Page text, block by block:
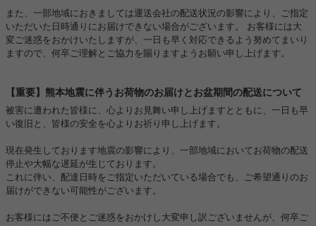
また、一部地域におきましては運送会社の配送状況の影響により、ご指定
いただいた日時通りにお届けできない場合がございます。 お客様には大
変ご迷惑をおかけいたしますが、一日も早く対応できるよう努めてまいり
ますので、何卒ご理解とご協力を賜りますようお願い申し上げます。
【重要】熊本地震に伴うお荷物のお届けとお盆期間の配送について
被害に遭われた皆様に、心よりお見舞い申し上げますとともに、一日も早
い復旧と、皆様の安全を心よりお祈り申し上げます。
現在発生しております地震の影響により、一部地域においてお荷物の配送
停止や大幅な遅延が生じております。
これに伴い、配達日時をご指定いただいている場合でも、ご希望通りのお
届けができない可能性がございます。
お客様にはご不便とご迷惑をおかけし大変申し訳ございませんが、何卒ご